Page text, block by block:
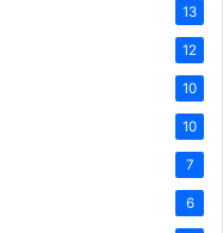
13
12
10
10
7
6